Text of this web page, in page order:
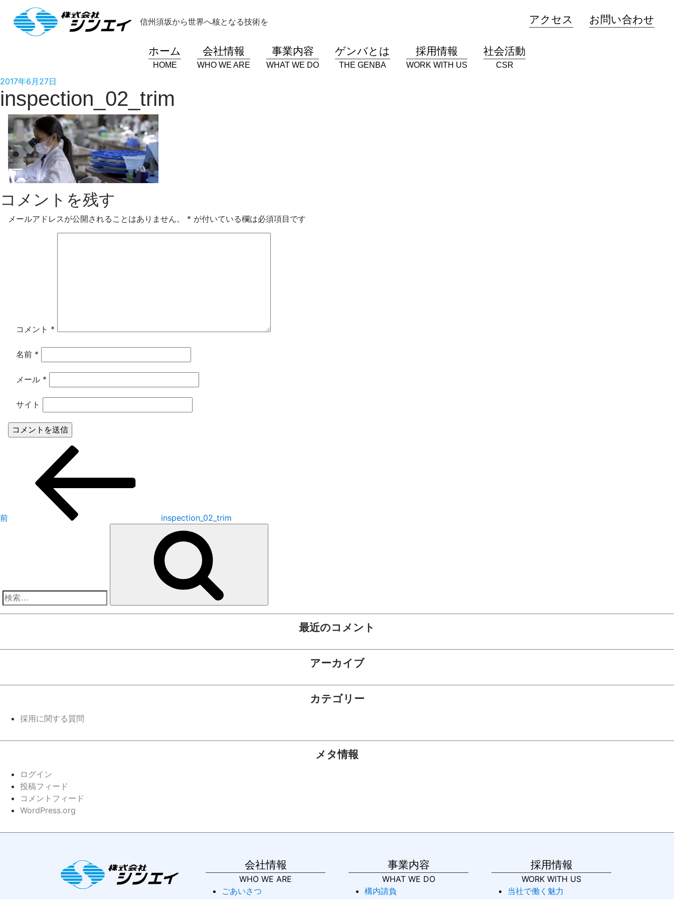
ス
キ
信州須坂から世界へ核となる技術を アクセス お問い合わせ
ホーム
HOME
会社情報
WHO WE ARE
事業内容
WHAT WE DO
ゲンバとは
THE GENBA
採用情報
WORK WITH US
社会活動
CSR
投
稿
日:
2017年6月27日
inspection_02_trim
コメントを残す
メールアドレスが公開されることはありません。 * が付いている欄は必須項目です
コメント *
名前 *
メール *
サイト
ビ
シ
ョ
前 inspection_02_trim
検
索:
最近のコメント
アーカイブ
カテゴリー
採用に関する質問
メタ情報
ログイン
投稿フィード
コメントフィード
WordPress.org
会社情報
WHO WE ARE
ごあいさつ
事業内容
WHAT WE DO
構内請負
採用情報
WORK WITH US
当社で働く魅力